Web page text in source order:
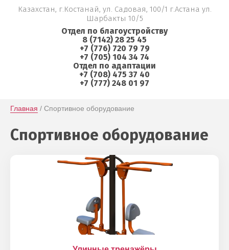
Казахстан, г.Костанай, ул. Садовая, 100/1 г.Астана ул.
Шарбакты 10/5
Отдел по благоустройству
8 (7142) 28 25 45
+7 (776) 720 79 79
+7 (705) 104 34 74
Отдел по адаптации
+7 (708) 475 37 40
+7 (777) 248 01 97
Главная / Спортивное оборудование
Спортивное оборудование